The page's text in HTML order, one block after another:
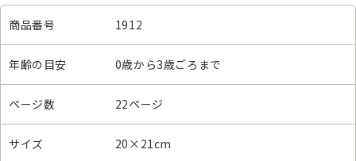
商品番号 1912
年齢の目安 0歳から3歳ごろまで
ページ数 22ページ
サイズ 20×21cm